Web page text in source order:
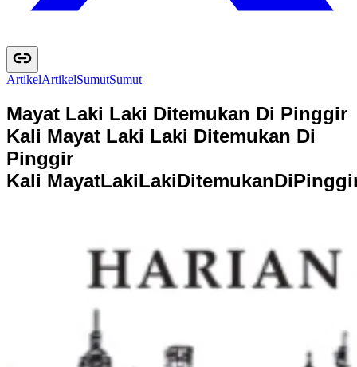
ArtikelArtikelSumutSumut
Mayat Laki Laki Ditemukan Di Pinggir
Kali Mayat Laki Laki Ditemukan Di
Pinggir
Kali MayatLakiLakiDitemukanDiPinggi